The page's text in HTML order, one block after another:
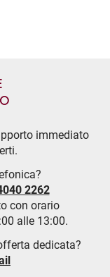
immediato
2262
con orario
alle 13:00.
dedicata?